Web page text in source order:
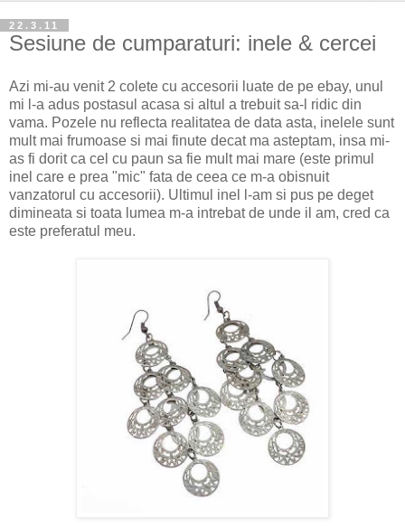
22.3.11
Sesiune de cumparaturi: inele & cercei
Azi mi-au venit 2 colete cu accesorii luate de pe ebay, unul
mi l-a adus postasul acasa si altul a trebuit sa-l ridic din
vama. Pozele nu reflecta realitatea de data asta, inelele sunt
mult mai frumoase si mai finute decat ma asteptam, insa mi-
as fi dorit ca cel cu paun sa fie mult mai mare (este primul
inel care e prea "mic" fata de ceea ce m-a obisnuit
vanzatorul cu accesorii). Ultimul inel l-am si pus pe deget
dimineata si toata lumea m-a intrebat de unde il am, cred ca
este preferatul meu.